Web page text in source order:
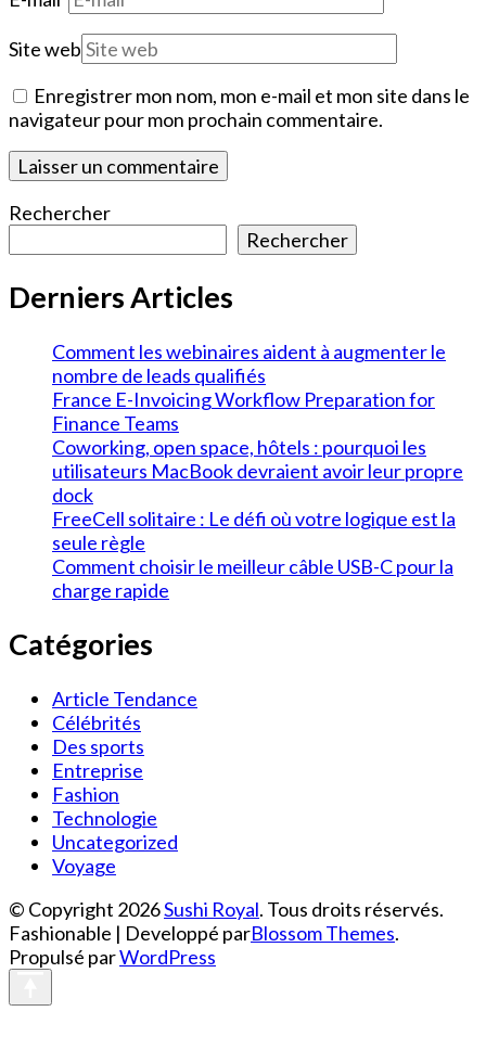
Site web
Enregistrer mon nom, mon e-mail et mon site dans le
navigateur pour mon prochain commentaire.
Rechercher
Rechercher
Derniers Articles
Comment les webinaires aident à augmenter le
nombre de leads qualifiés
France E-Invoicing Workflow Preparation for
Finance Teams
Coworking, open space, hôtels : pourquoi les
utilisateurs MacBook devraient avoir leur propre
dock
FreeCell solitaire : Le défi où votre logique est la
seule règle
Comment choisir le meilleur câble USB-C pour la
charge rapide
Catégories
Article Tendance
Célébrités
Des sports
Entreprise
Fashion
Technologie
Uncategorized
Voyage
© Copyright 2026Sushi Royal. Tous droits réservés.
Fashionable | Developpé parBlossom Themes.
Propulsé parWordPress